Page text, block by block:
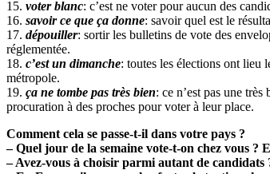
15. voter blanc: c’est ne voter pour aucun des
16. savoir ce que ça donne: savoir quel est le
17. dépouiller: sortir les bulletins de vote des
réglementée.
18. c’est un dimanche: toutes les élections ont lieu
métropole.
19. ça ne tombe pas très bien: ce n’est pas une
procuration à des proches pour voter à leur place.
Comment cela se passe-t-il dans votre pays ?
– Quel jour de la semaine vote-t-on chez vous ?
– Avez-vous à choisir parmi autant de candidats